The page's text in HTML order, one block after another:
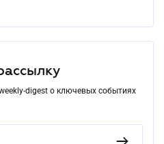
digest о ключевых событиях